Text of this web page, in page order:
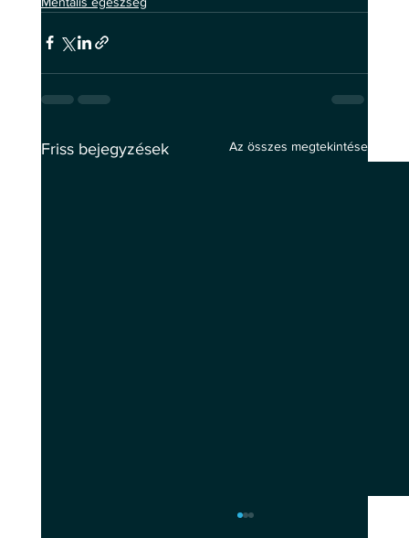
Friss bejegyzések Az összes megtekintése